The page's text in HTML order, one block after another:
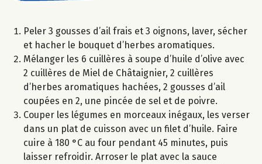
Peler 3 gousses d’ail frais et 3 oignons, laver, sécher
et hacher le bouquet d’herbes aromatiques.
Mélanger les 6 cuillères à soupe d’huile d’olive avec
2 cuillères de Miel de Châtaignier, 2 cuillères
d’herbes aromatiques hachées, 2 gousses d’ail
coupées en 2, une pincée de sel et de poivre.
Couper les légumes en morceaux inégaux, les verser
dans un plat de cuisson avec un filet d’huile. Faire
cuire à 180 °C au four pendant 45 minutes, puis
laisser refroidir. Arroser le plat avec la sauce